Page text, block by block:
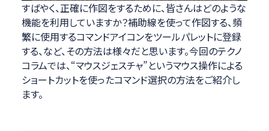
すばやく、正確に作図をするために、皆さんはどのような
機能を利用していますか？補助線を使って作図する、頻
繁に使用するコマンドアイコンをツールパレットに登録
する、など、その方法は様々だと思います。今回のテクノ
コラムでは、“マウスジェスチャ”というマウス操作による
ショートカットを使ったコマンド選択の方法をご紹介し
ます。